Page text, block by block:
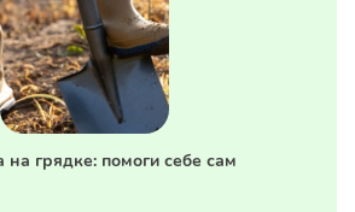
на грядке: помоги себе сам